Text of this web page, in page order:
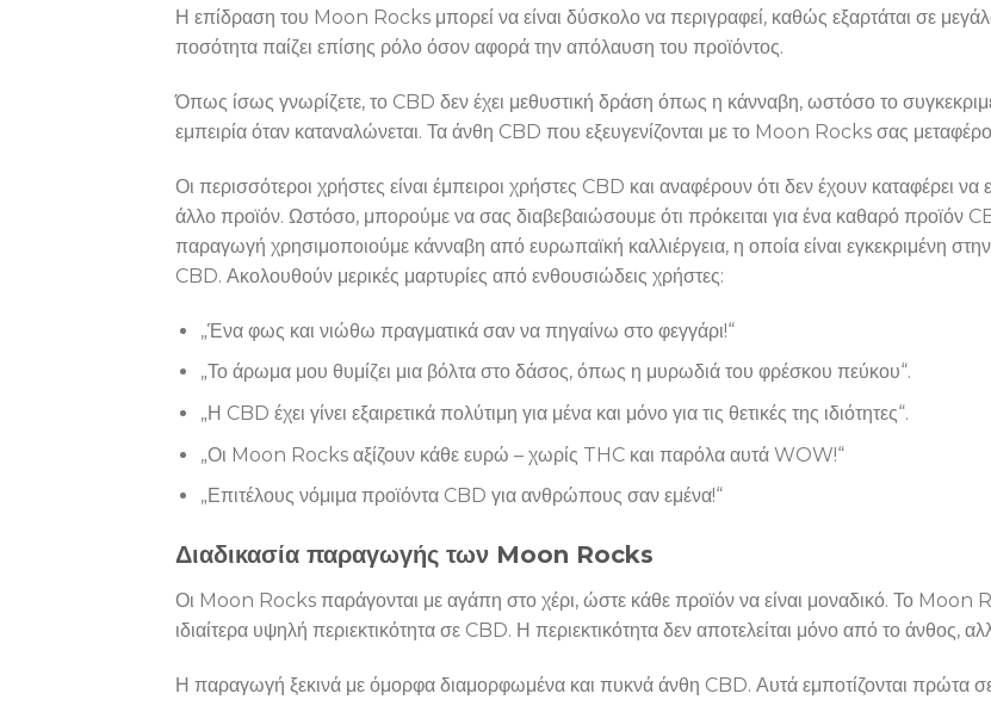
Η επίδραση του Moon Rocks μπορεί να είναι δύσκολο να περιγραφεί, καθώς εξαρτάται σε
ποσότητα παίζει επίσης ρόλο όσον αφορά την απόλαυση του προϊόντος.
Όπως ίσως γνωρίζετε, το CBD δεν έχει μεθυστική δράση όπως η κάνναβη, ωστόσο το
εμπειρία όταν καταναλώνεται. Τα άνθη CBD που εξευγενίζονται με το Moon Rocks σας
Οι περισσότεροι χρήστες είναι έμπειροι χρήστες CBD και αναφέρουν ότι δεν έχουν καταφέρει
άλλο προϊόν. Ωστόσο, μπορούμε να σας διαβεβαιώσουμε ότι πρόκειται για ένα καθαρό προϊόν
παραγωγή χρησιμοποιούμε κάνναβη από ευρωπαϊκή καλλιέργεια, η οποία είναι εγκεκριμένη
CBD. Ακολουθούν μερικές μαρτυρίες από ενθουσιώδεις χρήστες:
„Ένα φως και νιώθω πραγματικά σαν να πηγαίνω στο φεγγάρι!“
„Το άρωμα μου θυμίζει μια βόλτα στο δάσος, όπως η μυρωδιά του φρέσκου πεύκου“.
„Η CBD έχει γίνει εξαιρετικά πολύτιμη για μένα και μόνο για τις θετικές της ιδιότητες“.
„Οι Moon Rocks αξίζουν κάθε ευρώ – χωρίς THC και παρόλα αυτά WOW!“
„Επιτέλους νόμιμα προϊόντα CBD για ανθρώπους σαν εμένα!“
Διαδικασία παραγωγής των Moon Rocks
Οι Moon Rocks παράγονται με αγάπη στο χέρι, ώστε κάθε προϊόν να είναι μοναδικό. Το Moon
ιδιαίτερα υψηλή περιεκτικότητα σε CBD. Η περιεκτικότητα δεν αποτελείται μόνο από το άνθος,
Η παραγωγή ξεκινά με όμορφα διαμορφωμένα και πυκνά άνθη CBD. Αυτά εμποτίζονται πρώτα